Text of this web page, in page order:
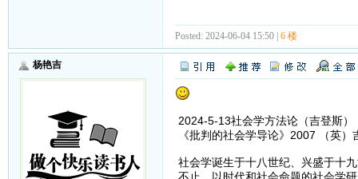
Posted: 2024-06-04 15:50 | 6 楼
杨艳吉
2024-5-13社会学方法论（吉登斯）
《批判的社会学导论》2007 （英）
社会学诞生于十八世纪、兴盛于十
不止，以时代和社会命题的社会学